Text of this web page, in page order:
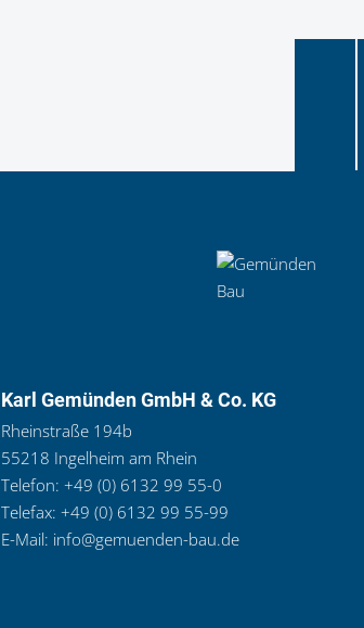
Karl Gemünden GmbH & Co. KG
Rheinstraße 194b
55218 Ingelheim am Rhein
Telefon: +49 (0) 6132 99 55-0
Telefax: +49 (0) 6132 99 55-99
E-Mail: info@gemuenden-bau.de